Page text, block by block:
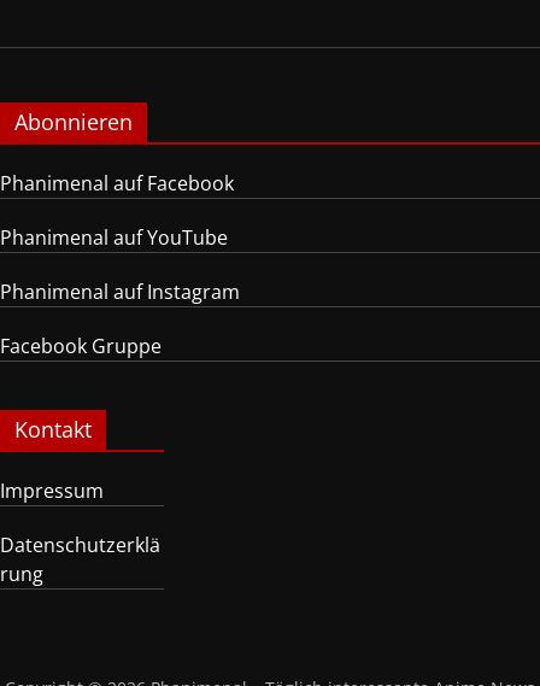
Abonnieren
Phanimenal auf Facebook
Phanimenal auf YouTube
Phanimenal auf Instagram
Facebook Gruppe
Kontakt
Impressum
Datenschutzerklä
rung